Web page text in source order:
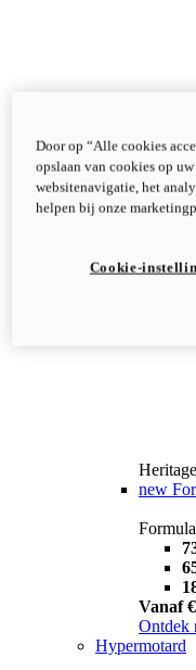
Heritage
new
Vanaf
Ontdek
Hypermotard
Door op “Alle cookies
opslaan van cookies op
websitenavigatie, het
helpen bij onze
Cookie-